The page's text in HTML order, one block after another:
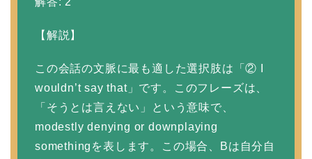
【解説】
この会話の文脈に最も適した選択肢は「② I
wouldn’t say that」です。このフレーズは、
「そうとは言えない」という意味で、
modestly denying or downplaying
somethingを表します。この場合、Bは自分自